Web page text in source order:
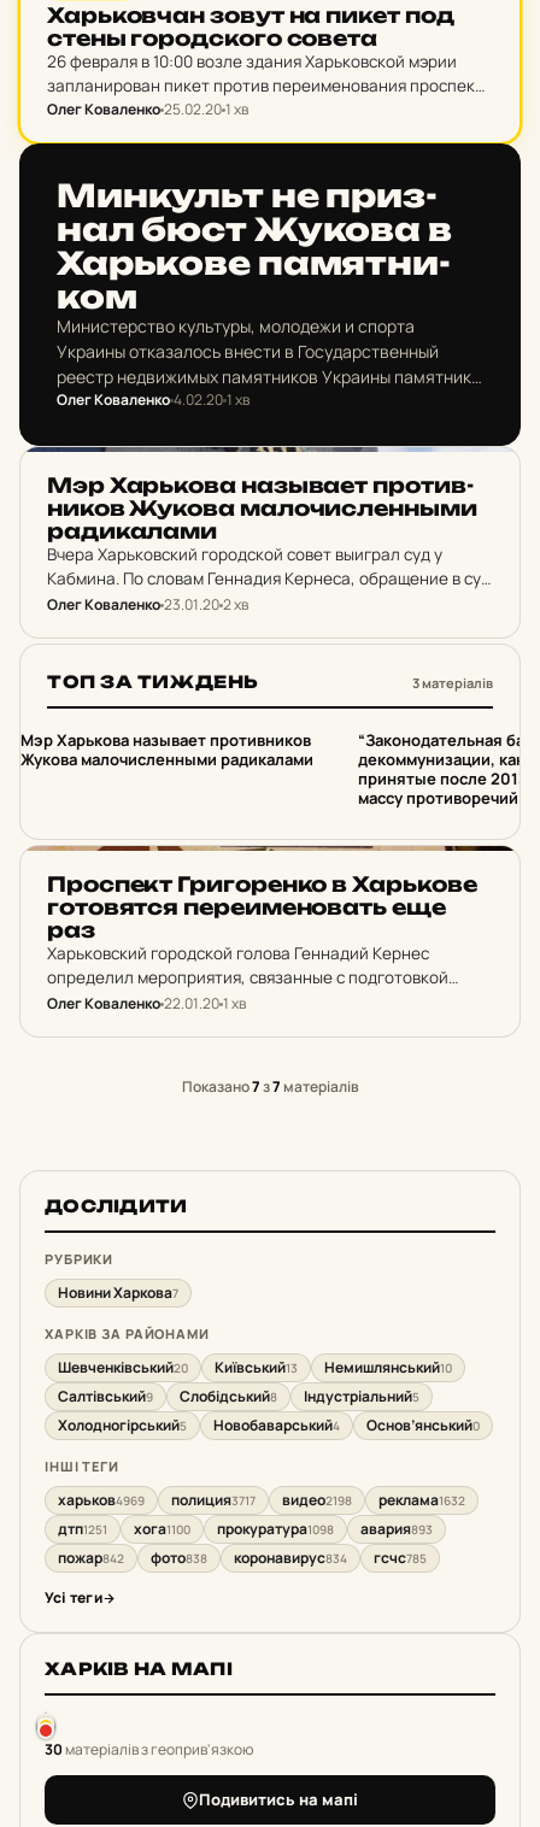
Харь­ков­чан зовут на пикет под
стены го­род­ско­го совета
26 февраля в 10:00 возле здания Харьковской мэрии
запланирован пикет против переименования проспекта
Петра Григоренко в проспект маршала Жукова.
Олег Коваленко25.02.201 хв
Мин­культ не приз­
нал бюст Жукова в
Харь­ко­ве па­мят­ни­
ком
Министерство культуры, молодежи и спорта
Украины отказалось внести в Государственный
реестр недвижимых памятников Украины памятник
маршалу СССР Георгию Жукову на проспекте Петра
Олег Коваленко4.02.201 хв
Мэр Харь­ко­ва наз­ыва­ет про­ти­в­
ни­ков Жукова ма­ло­чис­лен­ными
ра­ди­ка­ла­ми
Вчера Харьковский городской совет выиграл суд у
Кабмина. По словам Геннадия Кернеса, обращение в суд
было связано с тем, что "малочисленные группки
возращению…
Олег Коваленко23.01.202 хв
ТОП ЗА ТИЖДЕНЬ 3 матеріалів
1
Мэр Харькова называет противников
Жукова малочисленными радикалами
2
“Законодательная
декоммунизации, как
принятые после 2013
массу противоречий”,
Прос­пект Гри­го­рен­ко в Харь­ко­ве
го­то­вят­ся пе­ре­и­ме­но­вать еще
раз
Харьковский городской голова Геннадий Кернес
определил мероприятия, связанные с подготовкой
переименования проспекта Петра Григоренко на
Олег Коваленко22.01.201 хв
Показано7з7матеріалів
ДОСЛІДИТИ
РУБРИКИ
Новини Харкова7
ХАРКІВ ЗА РАЙОНАМИ
Шевченківський20 Київський13 Немишлянський10
Салтівський9 Слобідський8 Індустріальний5
Холодногірський5 Новобаварський4 Основ’янський0
ІНШІ ТЕГИ
харьков4969 полиция3717 видео2198 реклама1632
дтп1251 хога1100 прокуратура1098 авария893
пожар842 фото838 коронавирус834 гсчс785
Усі теги
ХАРКІВ НА МАПІ
30матеріалів з геоприв'язкою
Подивитись на мапі